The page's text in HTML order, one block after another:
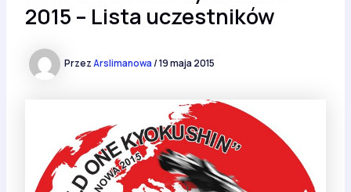
2015 – Lista uczestników
PrzezArslimanowa/19 maja 2015